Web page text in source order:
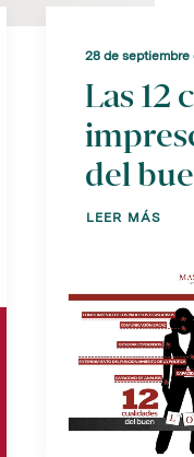
28 de septiembre
Las 12
del
LEER MÁS